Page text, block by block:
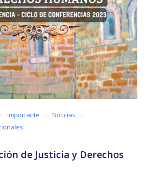
- Importante - Noticias -
de Justicia y Derechos